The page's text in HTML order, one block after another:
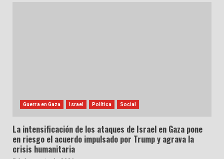
Guerra en Gaza Israel Política Social
La intensificación de los ataques de Israel en Gaza pone
en riesgo el acuerdo impulsado por Trump y agrava la
crisis humanitaria